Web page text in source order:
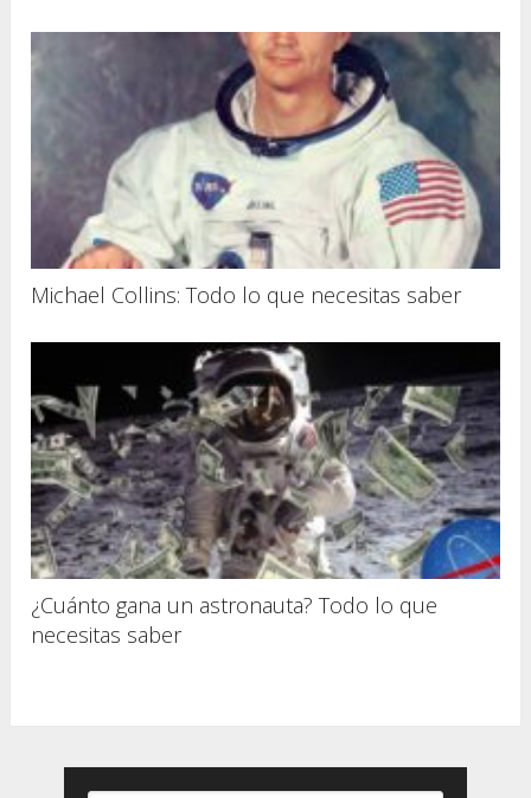
Michael Collins: Todo lo que necesitas saber
¿Cuánto gana un astronauta? Todo lo que
necesitas saber